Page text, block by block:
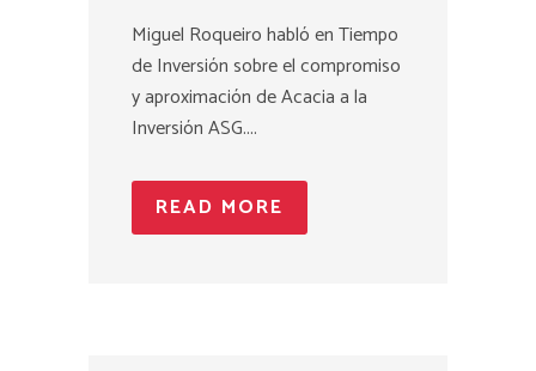
Miguel Roqueiro habló en Tiempo
de Inversión sobre el compromiso
y aproximación de Acacia a la
Inversión ASG....
READ MORE